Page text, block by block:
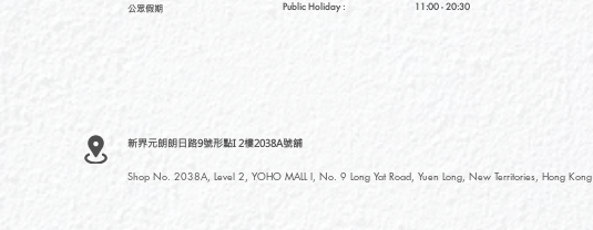
公眾假期 Public Holiday : 11:00 - 20:30
新界元朗朗日路9號形點I 2樓2038A號舖
Shop No. 2038A, Level 2, YOHO MALL I, No. 9 Long Yat Road, Yuen Long, New Territories, Hong Kong